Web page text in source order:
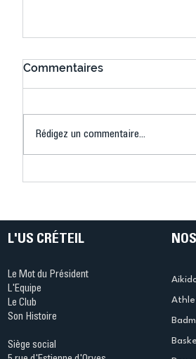
Ping ? Quand le tennis de
Commentaires
Rédigez un commentaire...
L'US CRÉTEIL
Le Mot du Président
L'Equipe
Le Club
Son Histoire
Siège social